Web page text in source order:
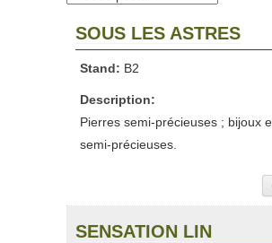
SOUS LES ASTRES
Stand: B2
Description:
Pierres semi-précieuses ; bijoux
semi-précieuses.
SENSATION LIN